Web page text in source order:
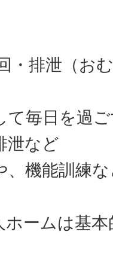
・排泄（お
て毎日を過
泄など
、機能訓練
ホームは基